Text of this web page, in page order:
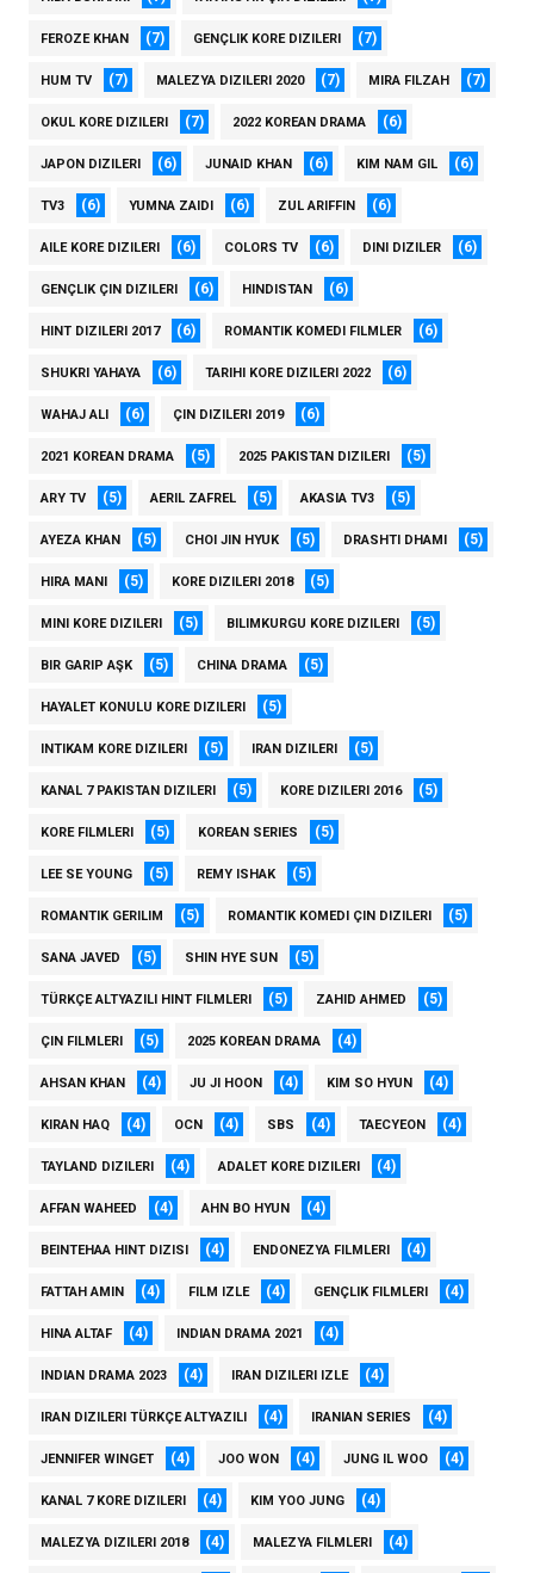
FEROZE KHAN (7) GENÇLIK KORE DIZILERI (7)
HUM TV (7) MALEZYA DIZILERI 2020 (7) MIRA FILZAH (7)
OKUL KORE DIZILERI (7) 2022 KOREAN DRAMA (6)
JAPON DIZILERI (6) JUNAID KHAN (6) KIM NAM GIL (6)
TV3 (6) YUMNA ZAIDI (6) ZUL ARIFFIN (6)
AILE KORE DIZILERI (6) COLORS TV (6) DINI DIZILER (6)
GENÇLIK ÇIN DIZILERI (6) HINDISTAN (6)
HINT DIZILERI 2017 (6) ROMANTIK KOMEDI FILMLER (6)
SHUKRI YAHAYA (6) TARIHI KORE DIZILERI 2022 (6)
WAHAJ ALI (6) ÇIN DIZILERI 2019 (6)
2021 KOREAN DRAMA (5) 2025 PAKISTAN DIZILERI (5)
ARY TV (5) AERIL ZAFREL (5) AKASIA TV3 (5)
AYEZA KHAN (5) CHOI JIN HYUK (5) DRASHTI DHAMI (5)
HIRA MANI (5) KORE DIZILERI 2018 (5)
MINI KORE DIZILERI (5) BILIMKURGU KORE DIZILERI (5)
BIR GARIP AŞK (5) CHINA DRAMA (5)
HAYALET KONULU KORE DIZILERI (5)
INTIKAM KORE DIZILERI (5) IRAN DIZILERI (5)
KANAL 7 PAKISTAN DIZILERI (5) KORE DIZILERI 2016 (5)
KORE FILMLERI (5) KOREAN SERIES (5)
LEE SE YOUNG (5) REMY ISHAK (5)
ROMANTIK GERILIM (5) ROMANTIK KOMEDI ÇIN DIZILERI (5)
SANA JAVED (5) SHIN HYE SUN (5)
TÜRKÇE ALTYAZILI HINT FILMLERI (5) ZAHID AHMED (5)
ÇIN FILMLERI (5) 2025 KOREAN DRAMA (4)
AHSAN KHAN (4) JU JI HOON (4) KIM SO HYUN (4)
KIRAN HAQ (4) OCN (4) SBS (4) TAECYEON (4)
TAYLAND DIZILERI (4) ADALET KORE DIZILERI (4)
AFFAN WAHEED (4) AHN BO HYUN (4)
BEINTEHAA HINT DIZISI (4) ENDONEZYA FILMLERI (4)
FATTAH AMIN (4) FILM IZLE (4) GENÇLIK FILMLERI (4)
HINA ALTAF (4) INDIAN DRAMA 2021 (4)
INDIAN DRAMA 2023 (4) IRAN DIZILERI IZLE (4)
IRAN DIZILERI TÜRKÇE ALTYAZILI (4) IRANIAN SERIES (4)
JENNIFER WINGET (4) JOO WON (4) JUNG IL WOO (4)
KANAL 7 KORE DIZILERI (4) KIM YOO JUNG (4)
MALEZYA DIZILERI 2018 (4) MALEZYA FILMLERI (4)